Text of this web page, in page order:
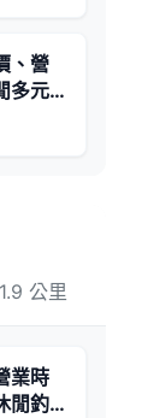
、營
多元
公里
業時
閒釣